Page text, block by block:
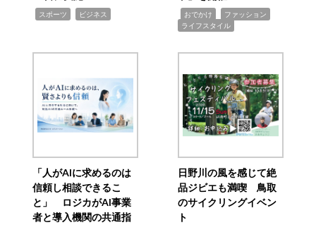
スポーツ ビジネス おでかけ ファッション
ライフスタイル
「人がAIに求めるのは
信頼し相談できるこ
と」 ロジカがAI事業
者と導入機関の共通指
日野川の風を感じて絶
品ジビエも満喫 鳥取
のサイクリングイベン
ト